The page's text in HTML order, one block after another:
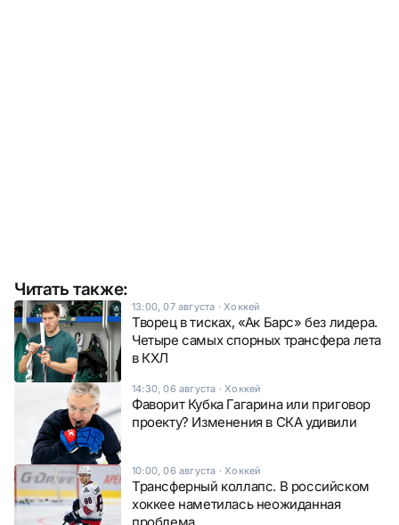
Читать также:
13:00, 07 августа ·Хоккей
Творец в тисках, «Ак Барс» без лидера.
Четыре самых спорных трансфера лета
в КХЛ
14:30, 06 августа ·Хоккей
Фаворит Кубка Гагарина или приговор
проекту? Изменения в СКА удивили
10:00, 06 августа ·Хоккей
Трансферный коллапс. В российском
хоккее наметилась неожиданная